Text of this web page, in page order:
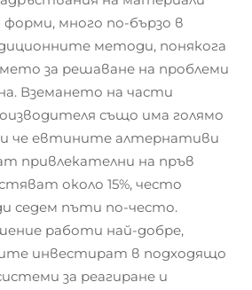
форми, много по-бързо в
методи, понякога
за решаване на проблеми
Вземането на части
също има голямо
че евтините алтернативи
привлекателни на пръв
около 15%, често
седем пъти по-често.
работи най-добре,
инвестират в подходящо
за реагиране и